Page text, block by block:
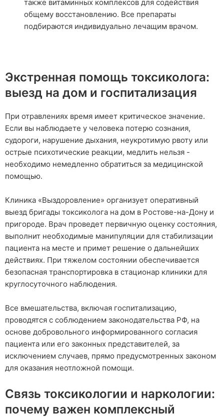
также витаминных комплексов для содействия
общему восстановлению. Все препараты
подбираются индивидуально лечащим врачом.
Экстренная помощь токсиколога:
выезд на дом и госпитализация
При отравлениях время имеет критическое значение.
Если вы наблюдаете у человека потерю сознания,
судороги, нарушение дыхания, неукротимую рвоту или
острые психотические реакции, медлить нельзя -
необходимо немедленно обратиться за медицинской
помощью.
Клиника «Выздоровление» организует оперативный
выезд бригады токсиколога на дом в Ростове-на-Дону и
пригороде. Врач проведет первичную оценку состояния,
выполнит необходимые манипуляции для стабилизации
пациента на месте и примет решение о дальнейших
действиях. При тяжелом состоянии обеспечивается
безопасная транспортировка в стационар клиники для
круглосуточного наблюдения.
Все вмешательства, включая госпитализацию,
проводятся с соблюдением законодательства РФ, на
основе добровольного информированного согласия
пациента или его законных представителей, за
исключением случаев, прямо предусмотренных законом
для оказания неотложной помощи.
Связь токсикологии и наркологии:
почему важен комплексный